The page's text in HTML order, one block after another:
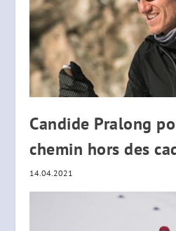
Candide Pralong
chemin hors des
14.04.2021